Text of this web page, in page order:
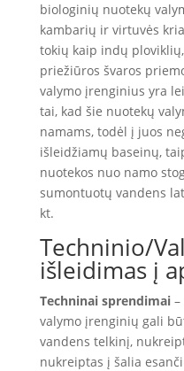
biologinių nuotekų
kambarių ir virtuvės
tokių kaip indų
priežiūros švaros
valymo įrenginius yra
tai, kad šie nuotekų
namams, todėl į juos
išleidžiamų baseinų,
nuotekos nuo namo
sumontuotų vandens
kt.
Techninio/
išleidimas į
Techninai sprendimai–
valymo įrenginių gali
vandens telkinį,
nukreiptas į šalia